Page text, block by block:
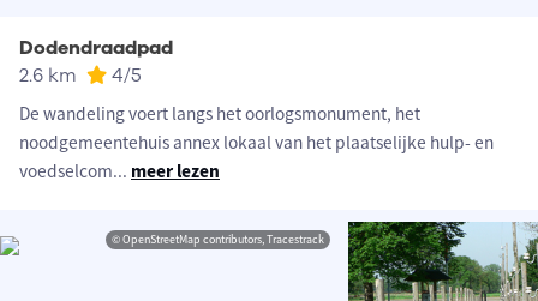
Dodendraadpad
2.6 km 4/5
De wandeling voert langs het oorlogsmonument, het
noodgemeentehuis annex lokaal van het plaatselijke hulp- en
voedselcom... meer lezen
© OpenStreetMap contributors, Tracestrack